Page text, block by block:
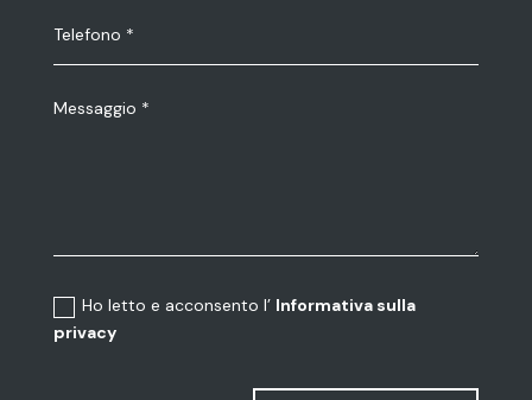
Ho letto e acconsento l’ Informativa sulla
privacy